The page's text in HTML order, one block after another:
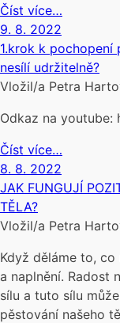
Číst více…
9. 8. 2022
1.krok k
nesílí udržitelně?
Vložil/a Petra
Odkaz na
Číst více…
8. 8. 2022
JAK FUNGUJÍ
TĚLA?
Vložil/a Petra
Když děláme to,
a naplnění. Radost
sílu a tuto sílu
pěstování našeho